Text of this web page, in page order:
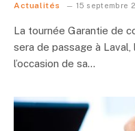
Actualités 15 septembre
La tournée Garantie de
sera de passage à
l’occasion de sa…